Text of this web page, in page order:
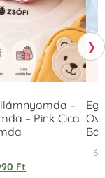
–
– Pink Cica
Ft
❯